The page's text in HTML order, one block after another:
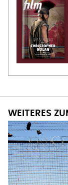
WEITERES